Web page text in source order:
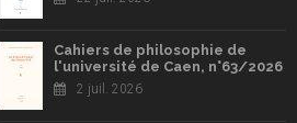
Cahiers de philosophie de
l'université de Caen, n°63/2026
2 juil. 2026